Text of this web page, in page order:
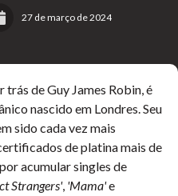
27 de março de 2024
de Guy James Robin, é
nascido em Londres. Seu
sido cada vez mais
de platina mais de
acumular singles de
Strangers', 'Mama'e